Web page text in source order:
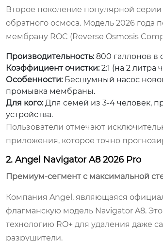
Второе поколение популярной серии
обратного осмоса. Модель 2026
мембрану ROC (Reverse Osmosis
Производительность:800 галлонов в
Коэффициент очистки:2:1 (на 2 литра
Особенности:Бесшумный насос
промывка мембраны.
Для кого:Для семей из 3-4 человек,
устройства.
Пользователи отмечают
приложения, которое точно
2. Angel Navigator A8 2026 Pro
Премиум-сегмент с максимальной
Компания Angel, являющаяся
флагманскую модель Navigator A8. Это
технологию RO+ для удаления даже
разрушители.